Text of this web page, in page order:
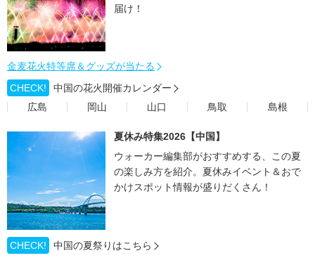
届け！
金麦花火特等席＆グッズが当たる
CHECK!
中国の花火開催カレンダー
広島
岡山 山口 鳥取 島根
夏休み特集2026【中国】
ウォーカー編集部がおすすめする、この夏
の楽しみ方を紹介。夏休みイベント＆おで
かけスポット情報が盛りだくさん！
CHECK!
中国の夏祭りはこちら